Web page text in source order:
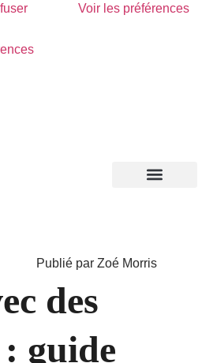
Voir les préférences
Publié par Zoé Morris
des
guide